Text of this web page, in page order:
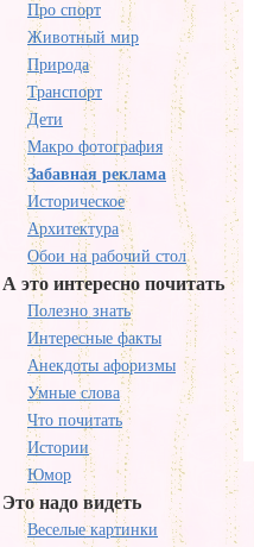
Про спорт
Животный мир
Природа
Транспорт
Дети
Макро фотография
Забавная реклама
Историческое
Архитектура
Обои на рабочий стол
А это интересно почитать
Полезно знать
Интересные факты
Анекдоты афоризмы
Умные слова
Что почитать
Истории
Юмор
Это надо видеть
Веселые картинки